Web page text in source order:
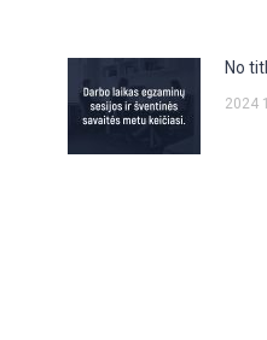
No
2024